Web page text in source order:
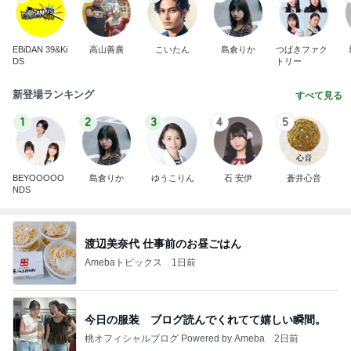
EBiDAN 39&Ki
DS
高山善廣 こいたん 島倉りか
つばきファク
トリー
新登場ランキング すべて見る
1
BEYOOOOO
NDS
2
島倉りか
3
ゆうこりん
4
石 安伊
5
蒼井心音
渡辺美奈代 仕事前のお昼ごはん
Amebaトピックス 1日前
今日の服装 ブログ読んでくれてて嬉しい瞬間。
桃オフィシャルブログ Powered by Ameba 2日前